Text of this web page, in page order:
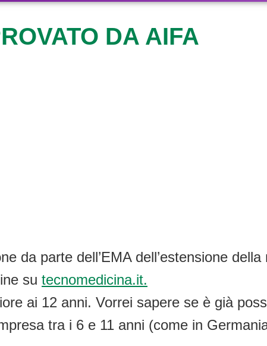
DA AIFA
da parte dell’EMA dell’estensione
su tecnomedicina.it.
ai 12 anni. Vorrei sapere se è già
tra i 6 e 11 anni (come in